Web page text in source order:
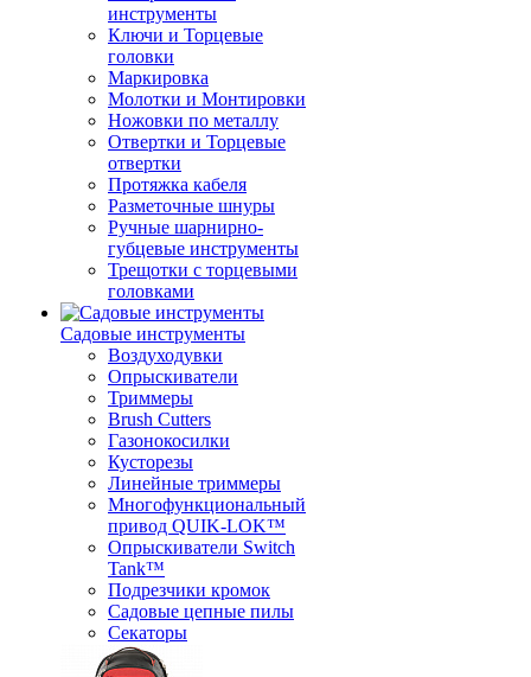
инструменты
Ключи и Торцевые
головки
Маркировка
Молотки и Монтировки
Ножовки по металлу
Отвертки и Торцевые
отвертки
Протяжка кабеля
Разметочные шнуры
Ручные шарнирно-
губцевые инструменты
Трещотки с торцевыми
головками
Садовые инструменты
Воздуходувки
Опрыскиватели
Триммеры
Brush Cutters
Газонокосилки
Кусторезы
Линейные триммеры
Многофункциональный
привод QUIK-LOK™
Опрыскиватели Switch
Tank™
Подрезчики кромок
Садовые цепные пилы
Секаторы